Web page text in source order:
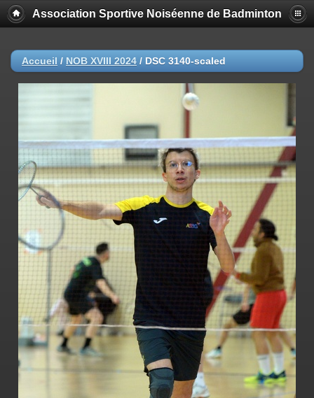
Association Sportive Noiséenne de Badminton
Accueil / NOB XVIII 2024 / DSC 3140-scaled